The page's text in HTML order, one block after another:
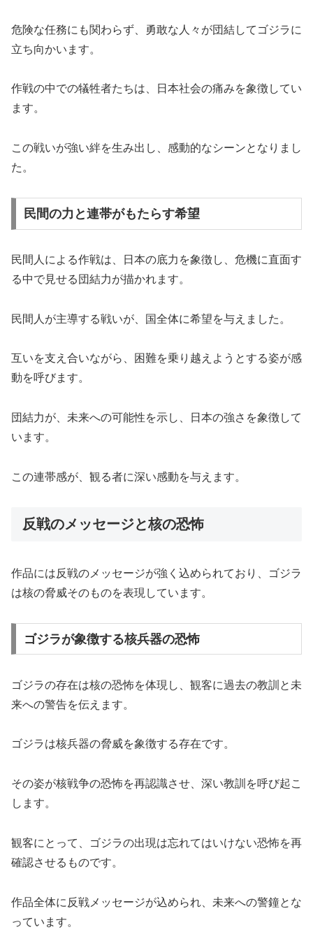
危険な任務にも関わらず、勇敢な人々が団結してゴジラに
立ち向かいます。
作戦の中での犠牲者たちは、日本社会の痛みを象徴してい
ます。
この戦いが強い絆を生み出し、感動的なシーンとなりまし
た。
民間の力と連帯がもたらす希望
民間人による作戦は、日本の底力を象徴し、危機に直面す
る中で見せる団結力が描かれます。
民間人が主導する戦いが、国全体に希望を与えました。
互いを支え合いながら、困難を乗り越えようとする姿が感
動を呼びます。
団結力が、未来への可能性を示し、日本の強さを象徴して
います。
この連帯感が、観る者に深い感動を与えます。
反戦のメッセージと核の恐怖
作品には反戦のメッセージが強く込められており、ゴジラ
は核の脅威そのものを表現しています。
ゴジラが象徴する核兵器の恐怖
ゴジラの存在は核の恐怖を体現し、観客に過去の教訓と未
来への警告を伝えます。
ゴジラは核兵器の脅威を象徴する存在です。
その姿が核戦争の恐怖を再認識させ、深い教訓を呼び起こ
します。
観客にとって、ゴジラの出現は忘れてはいけない恐怖を再
確認させるものです。
作品全体に反戦メッセージが込められ、未来への警鐘とな
っています。